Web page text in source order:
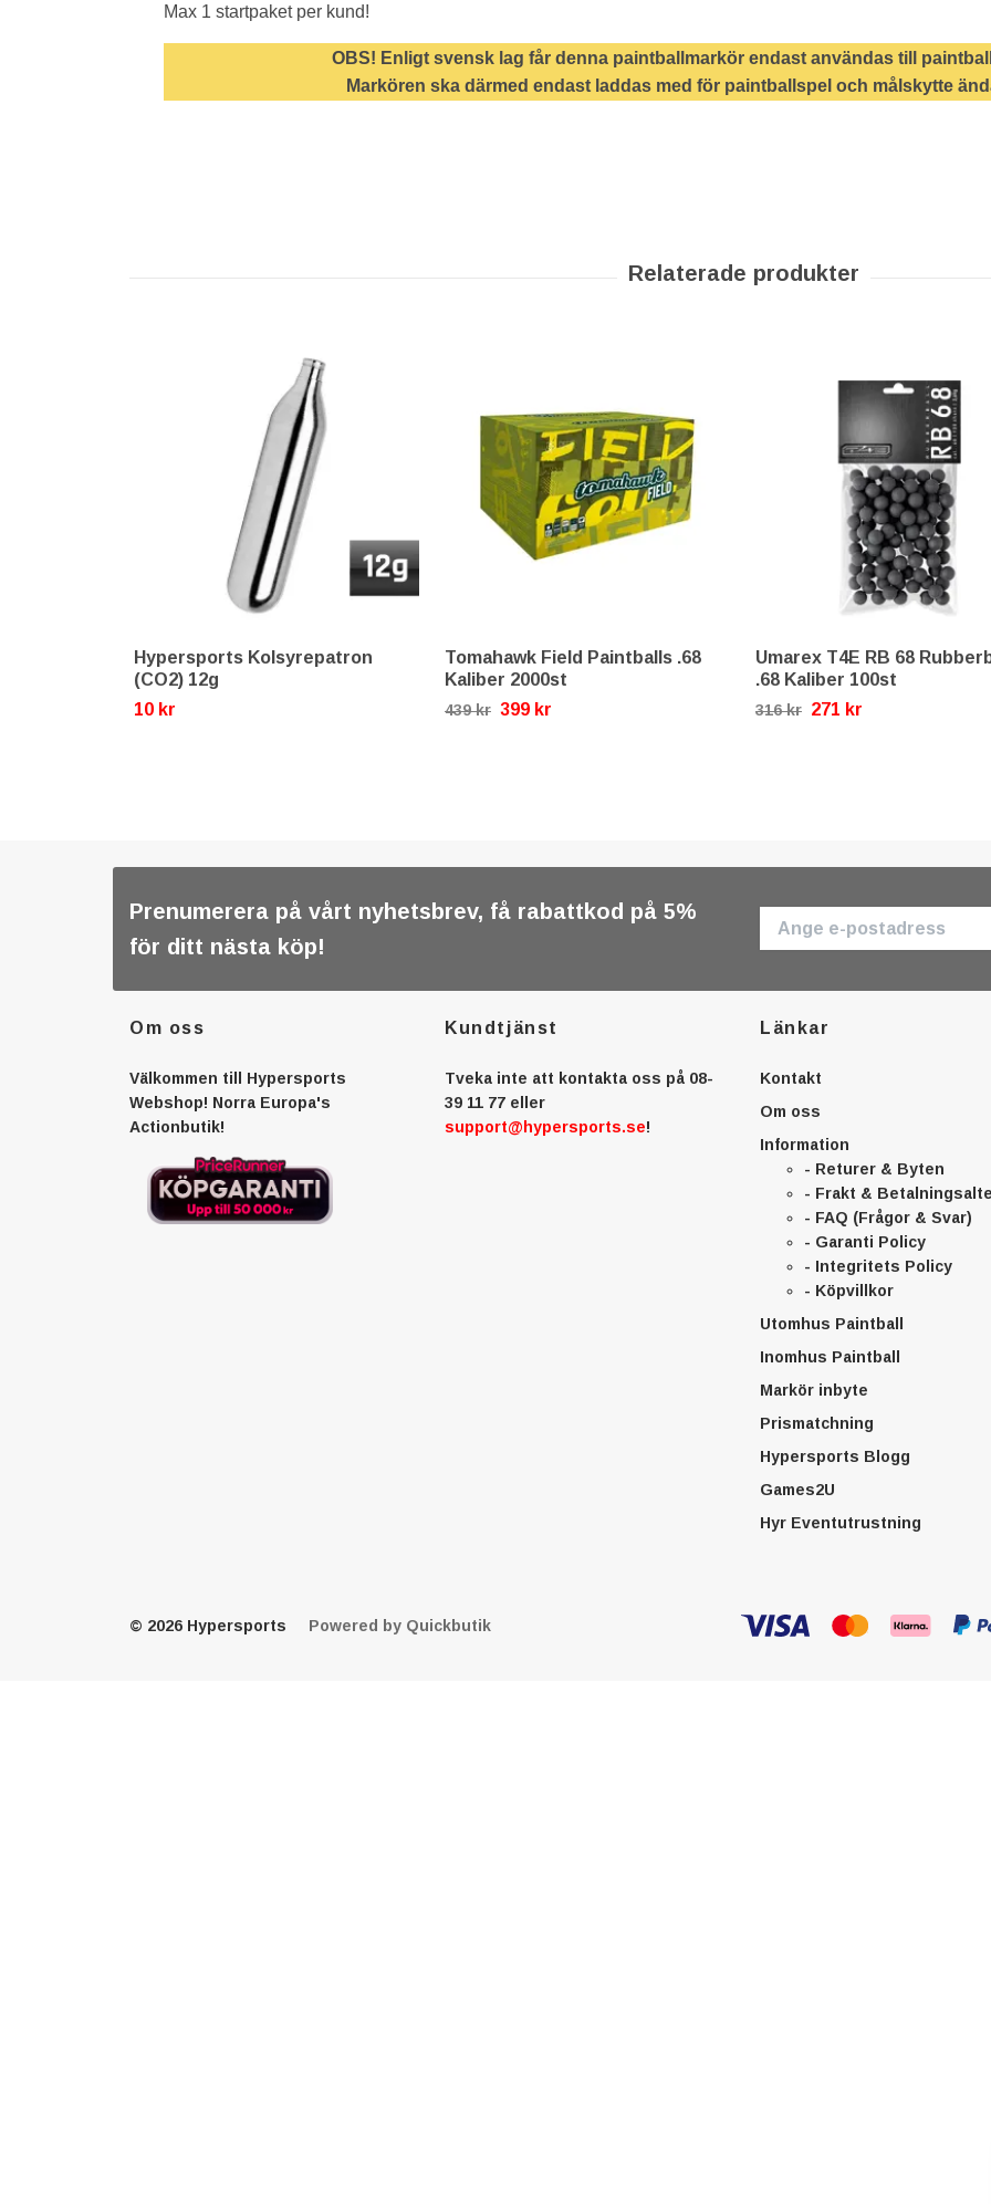
Max 1 startpaket per kund!
OBS! Enligt svensk lag får denna paintballmarkör endast användas till
Markören ska därmed endast laddas med för paintballspel och målskytte
Hypersports Kolsyrepatron
(CO2) 12g
10 kr
Tomahawk Field Paintballs .68
Kaliber 2000st
439 kr 399 kr
Umarex T4E RB 68
.68 Kaliber 100st
316 kr 271 kr
Prenumerera på vårt nyhetsbrev, få rabattkod på 5%
för ditt nästa köp!
Om oss
Välkommen till Hypersports
Webshop! Norra Europa's
Actionbutik!
Kundtjänst
Tveka inte att kontakta oss på 08-
39 11 77 eller
support@hypersports.se!
Länkar
Kontakt
Om oss
Information
- Returer & Byten
- Frakt &
- FAQ (Frågor & Svar)
- Garanti Policy
- Integritets Policy
- Köpvillkor
Utomhus Paintball
Inomhus Paintball
Markör inbyte
Prismatchning
Hypersports Blogg
Games2U
Hyr Eventutrustning
© 2026 Hypersports Powered by Quickbutik